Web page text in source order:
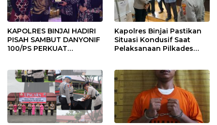
KAPOLRES BINJAI HADIRI
PISAH SAMBUT DANYONIF
100/PS PERKUAT
Kapolres Binjai Pastikan
Situasi Kondusif Saat
Pelaksanaan Pilkades